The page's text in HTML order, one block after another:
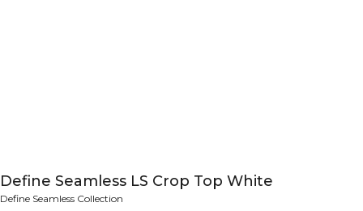
Define Seamless LS Crop Top White
Define Seamless Collection